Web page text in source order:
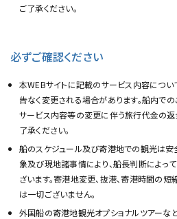
ご了承ください。
必ずご確認ください
本WEBサイトに記載のサービス内容につい
告なく変更される場合があります。船内で
サービス内容等の変更に伴う旅行代金の返
了承ください。
船のスケジュール及び寄港地での観光は安
象及び現地諸事情により、船長判断によっ
ざいます。寄港地変更、抜港、寄港時間の
は一切ございません。
外国船の寄港地観光オプショナルツアーな